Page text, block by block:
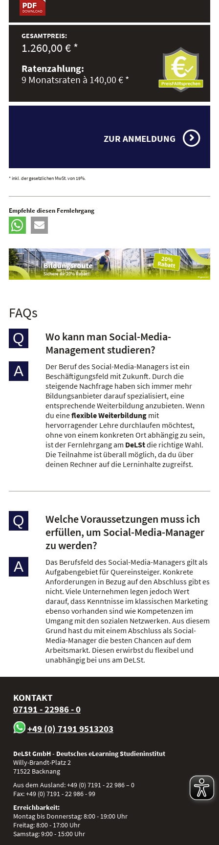
GESAMTPREIS:
1.260,00 € *
Ratenzahlung:
9 Monatsraten à 140,00 € *
ZUR ANMELDUNG
* inkl. der gesetzlichen MwSt. von 19%.
Empfehle diesen Fernlehrgang
FAQs
Q
Wo kann man Social-Media-
Management studieren?
A
Der Beruf des Social-Media-Managers ist ein
Beschäftigungsfeld mit Zukunft. Durch die
steigende Nachfrage haben sich immer mehr
Bildungsanbieter darauf spezialisiert, eine
entsprechende Weiterbildung anzubieten. Wenn
du eineflexible Weiterbildung mit
hervorragender Lehre durchlaufen möchtest,
ohne von einem konkreten Ort abhängig zu sein,
ist der Fernlehrgang am DeLStdie richtige Wahl.
Die Teilnahme ist überall möglich, da du über
deinen Rechner auf die Lerninhalte zugreifst.
Q
Welche Voraussetzungen muss ich
erfüllen, um Social-Media-Manager
zu werden?
A
Das Berufsfeld des Social-Media-Managers gilt als
Aufgabengebiet für Quereinsteiger. Konkrete
Anforderungen in Bezug auf den Abschluss gibt es
nicht. Viele Unternehmen legen jedoch Wert
darauf, dass Kenntnisse im klassischen Marketing
ebenso vorhanden sind wie Kompetenzen im
Umgang mit den sozialen Netzwerken. Aus diesem
Grund hast du mit einem Abschluss als Social-
Media-Manager die besten Chancen auf dem
Arbeitsmarkt. Diesen erwirbst du flexibel und
unabhängig bei uns am DeLSt.
KONTAKT
07191 - 22986 - 0
+49 (0) 7191 9513203
DeLSt GmbH - Deutsches eLearning Studieninstitut
Willy-Brandt-Platz 2
71522 Backnang
Aus dem Ausland:+49 (0) 7191 - 22 986 – 0
Fax:+49 (0) 7191 - 22 986 - 99
Erreichbarkeit:
Montag bis Donnerstag: 8:00 - 19:00 Uhr
Freitag: 8:00 - 17:00 Uhr
Samstag: 9:00 - 15:00 Uhr